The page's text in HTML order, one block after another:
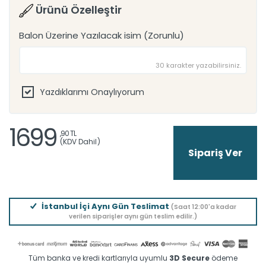
Ürünü Özelleştir
Balon Üzerine Yazılacak isim (Zorunlu)
30 karakter yazabilirsiniz.
Yazdıklarımı Onaylıyorum
1699 ,90 TL
(KDV Dahil)
İstanbul İçi Aynı Gün Teslimat (Saat 12:00'a kadar
verilen siparişler aynı gün teslim edilir.)
Tüm banka ve kredi kartlarıyla uyumlu 3D Secure ödeme